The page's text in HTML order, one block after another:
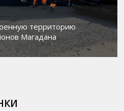
к пилотному
из групп
риска «Переправа»